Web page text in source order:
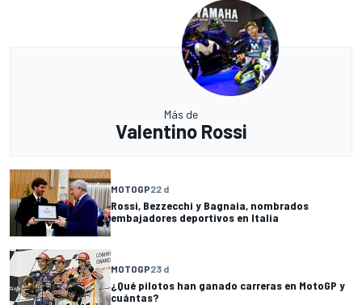
Más de
Valentino Rossi
MOTOGP22 d
Rossi, Bezzecchi y Bagnaia, nombrados
embajadores deportivos en Italia
MOTOGP23 d
¿Qué pilotos han ganado carreras en MotoGP y
cuántas?